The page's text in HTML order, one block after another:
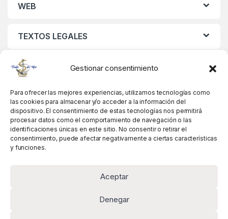
Gestionar consentimiento
Para ofrecer las mejores experiencias, utilizamos tecnologías como
las cookies para almacenar y/o acceder a la información del
dispositivo. El consentimiento de estas tecnologías nos permitirá
procesar datos como el comportamiento de navegación o las
identificaciones únicas en este sitio. No consentir o retirar el
consentimiento, puede afectar negativamente a ciertas características
y funciones.
Aceptar
Denegar
WEB
TEXTOS LEGALES
MIS DATOS